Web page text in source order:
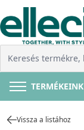
TERMÉKEINK
Vissza a listához